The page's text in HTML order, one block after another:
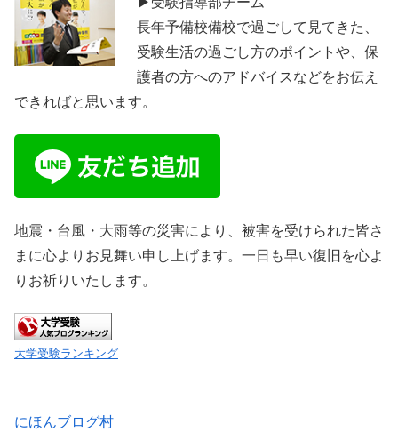
長年予備校備校で過ごして見てきた、
受験生活の過ごし方のポイントや、保
護者の方へのアドバイスなどをお伝え
できればと思います。
地震・台風・大雨等の災害により、被害を受けられた皆さ
まに心よりお見舞い申し上げます。一日も早い復旧を心よ
りお祈りいたします。
大学受験ランキング
にほんブログ村